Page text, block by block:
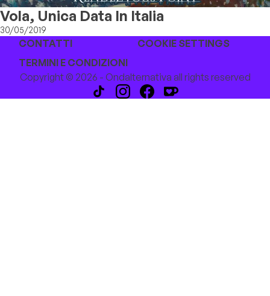
Vola, Unica Data In Italia
30/05/2019
CONTATTI
COOKIE SETTINGS
TERMINI E CONDIZIONI
Copyright © 2026 - Ondalternativa all rights reserved